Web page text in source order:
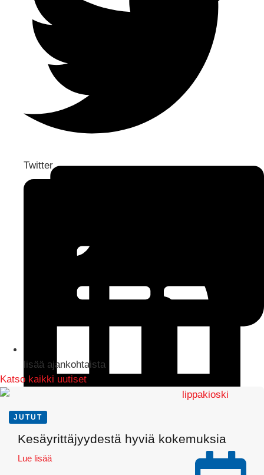
Twitter
LinkedIn
lisää ajankohtaista
Katso kaikki uutiset
JUTUT
Kesäyrittäjyydestä hyviä kokemuksia
Lue lisää